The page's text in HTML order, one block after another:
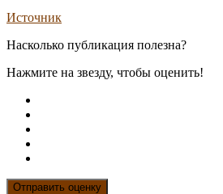
Источник
Насколько публикация полезна?
Нажмите на звезду, чтобы оценить!
Отправить оценку